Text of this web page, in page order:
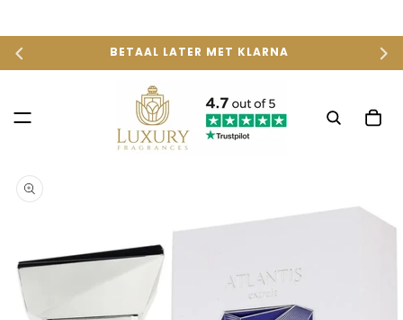
CONTENT
BETAAL LATER MET KLARNA
NAAR